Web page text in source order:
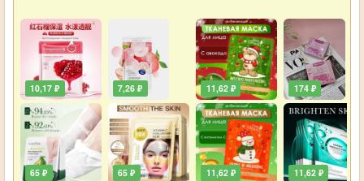
10,17 ₽
65 ₽
7,26 ₽
65 ₽
11,62 ₽
11,62 ₽
174 ₽
11,62 ₽